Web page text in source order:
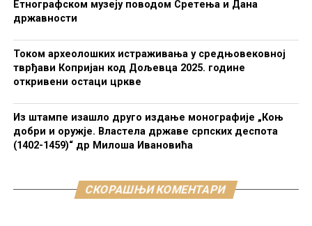
Етнографском музеју поводом Сретења и Дана
државности
Током археолошких истраживања у средњовековној
тврђави Копријан код Дољевца 2025. године
откривени остаци цркве
Из штампе изашло друго издање монографије „Коњ
добри и оружје. Властела државе српских деспота
(1402-1459)“ др Милоша Ивановића
СКОРАШЊИ КОМЕНТАРИ